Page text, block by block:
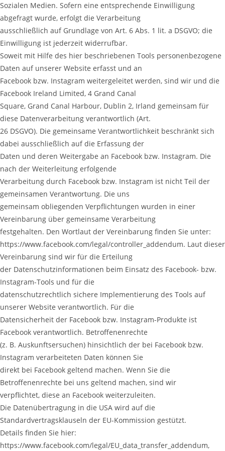
Sozialen Medien. Sofern eine entsprechende Einwilligung
abgefragt wurde, erfolgt die Verarbeitung
ausschließlich auf Grundlage von Art. 6 Abs. 1 lit. a DSGVO; die
Einwilligung ist jederzeit widerrufbar.
Soweit mit Hilfe des hier beschriebenen Tools personenbezogene
Daten auf unserer Website erfasst und an
Facebook bzw. Instagram weitergeleitet werden, sind wir und die
Facebook Ireland Limited, 4 Grand Canal
Square, Grand Canal Harbour, Dublin 2, Irland gemeinsam für
diese Datenverarbeitung verantwortlich (Art.
26 DSGVO). Die gemeinsame Verantwortlichkeit beschränkt sich
dabei ausschließlich auf die Erfassung der
Daten und deren Weitergabe an Facebook bzw. Instagram. Die
nach der Weiterleitung erfolgende
Verarbeitung durch Facebook bzw. Instagram ist nicht Teil der
gemeinsamen Verantwortung. Die uns
gemeinsam obliegenden Verpflichtungen wurden in einer
Vereinbarung über gemeinsame Verarbeitung
festgehalten. Den Wortlaut der Vereinbarung finden Sie unter:
https://www.facebook.com/legal/controller_addendum. Laut dieser
Vereinbarung sind wir für die Erteilung
der Datenschutzinformationen beim Einsatz des Facebook- bzw.
Instagram-Tools und für die
datenschutzrechtlich sichere Implementierung des Tools auf
unserer Website verantwortlich. Für die
Datensicherheit der Facebook bzw. Instagram-Produkte ist
Facebook verantwortlich. Betroffenenrechte
(z. B. Auskunftsersuchen) hinsichtlich der bei Facebook bzw.
Instagram verarbeiteten Daten können Sie
direkt bei Facebook geltend machen. Wenn Sie die
Betroffenenrechte bei uns geltend machen, sind wir
verpflichtet, diese an Facebook weiterzuleiten.
Die Datenübertragung in die USA wird auf die
Standardvertragsklauseln der EU-Kommission gestützt.
Details finden Sie hier:
https://www.facebook.com/legal/EU_data_transfer_addendum,